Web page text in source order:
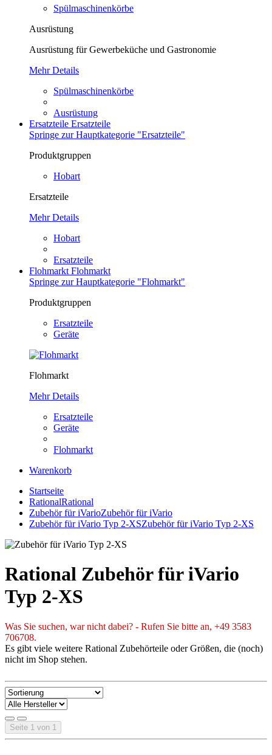
Spülmaschinenkörbe
Ausrüstung
Ausrüstung für Gewerbeküche und Gastronomie
Mehr Details
Spülmaschinenkörbe
Ausrüstung
Ersatzteile Ersatzteile
Springe zur Hauptkategorie "Ersatzteile"
Produktgruppen
Hobart
Ersatzteile
Mehr Details
Hobart
Ersatzteile
Flohmarkt Flohmarkt
Springe zur Hauptkategorie "Flohmarkt"
Produktgruppen
Ersatzteile
Geräte
Flohmarkt
Mehr Details
Ersatzteile
Geräte
Flohmarkt
Warenkorb
Startseite
RationalRational
Zubehör für iVarioZubehör für iVario
Zubehör für iVario Typ 2-XSZubehör für iVario Typ 2-XS
Rational Zubehör für iVario
Typ 2-XS
Was Sie suchen, war nicht dabei? - Rufen Sie bitte an, +49 3583
706708.
Es gibt viele weitere Rational Zubehörteile oder Größen, die (noch)
nicht im Shop stehen.
Seite 1 von 1